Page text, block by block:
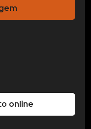
online